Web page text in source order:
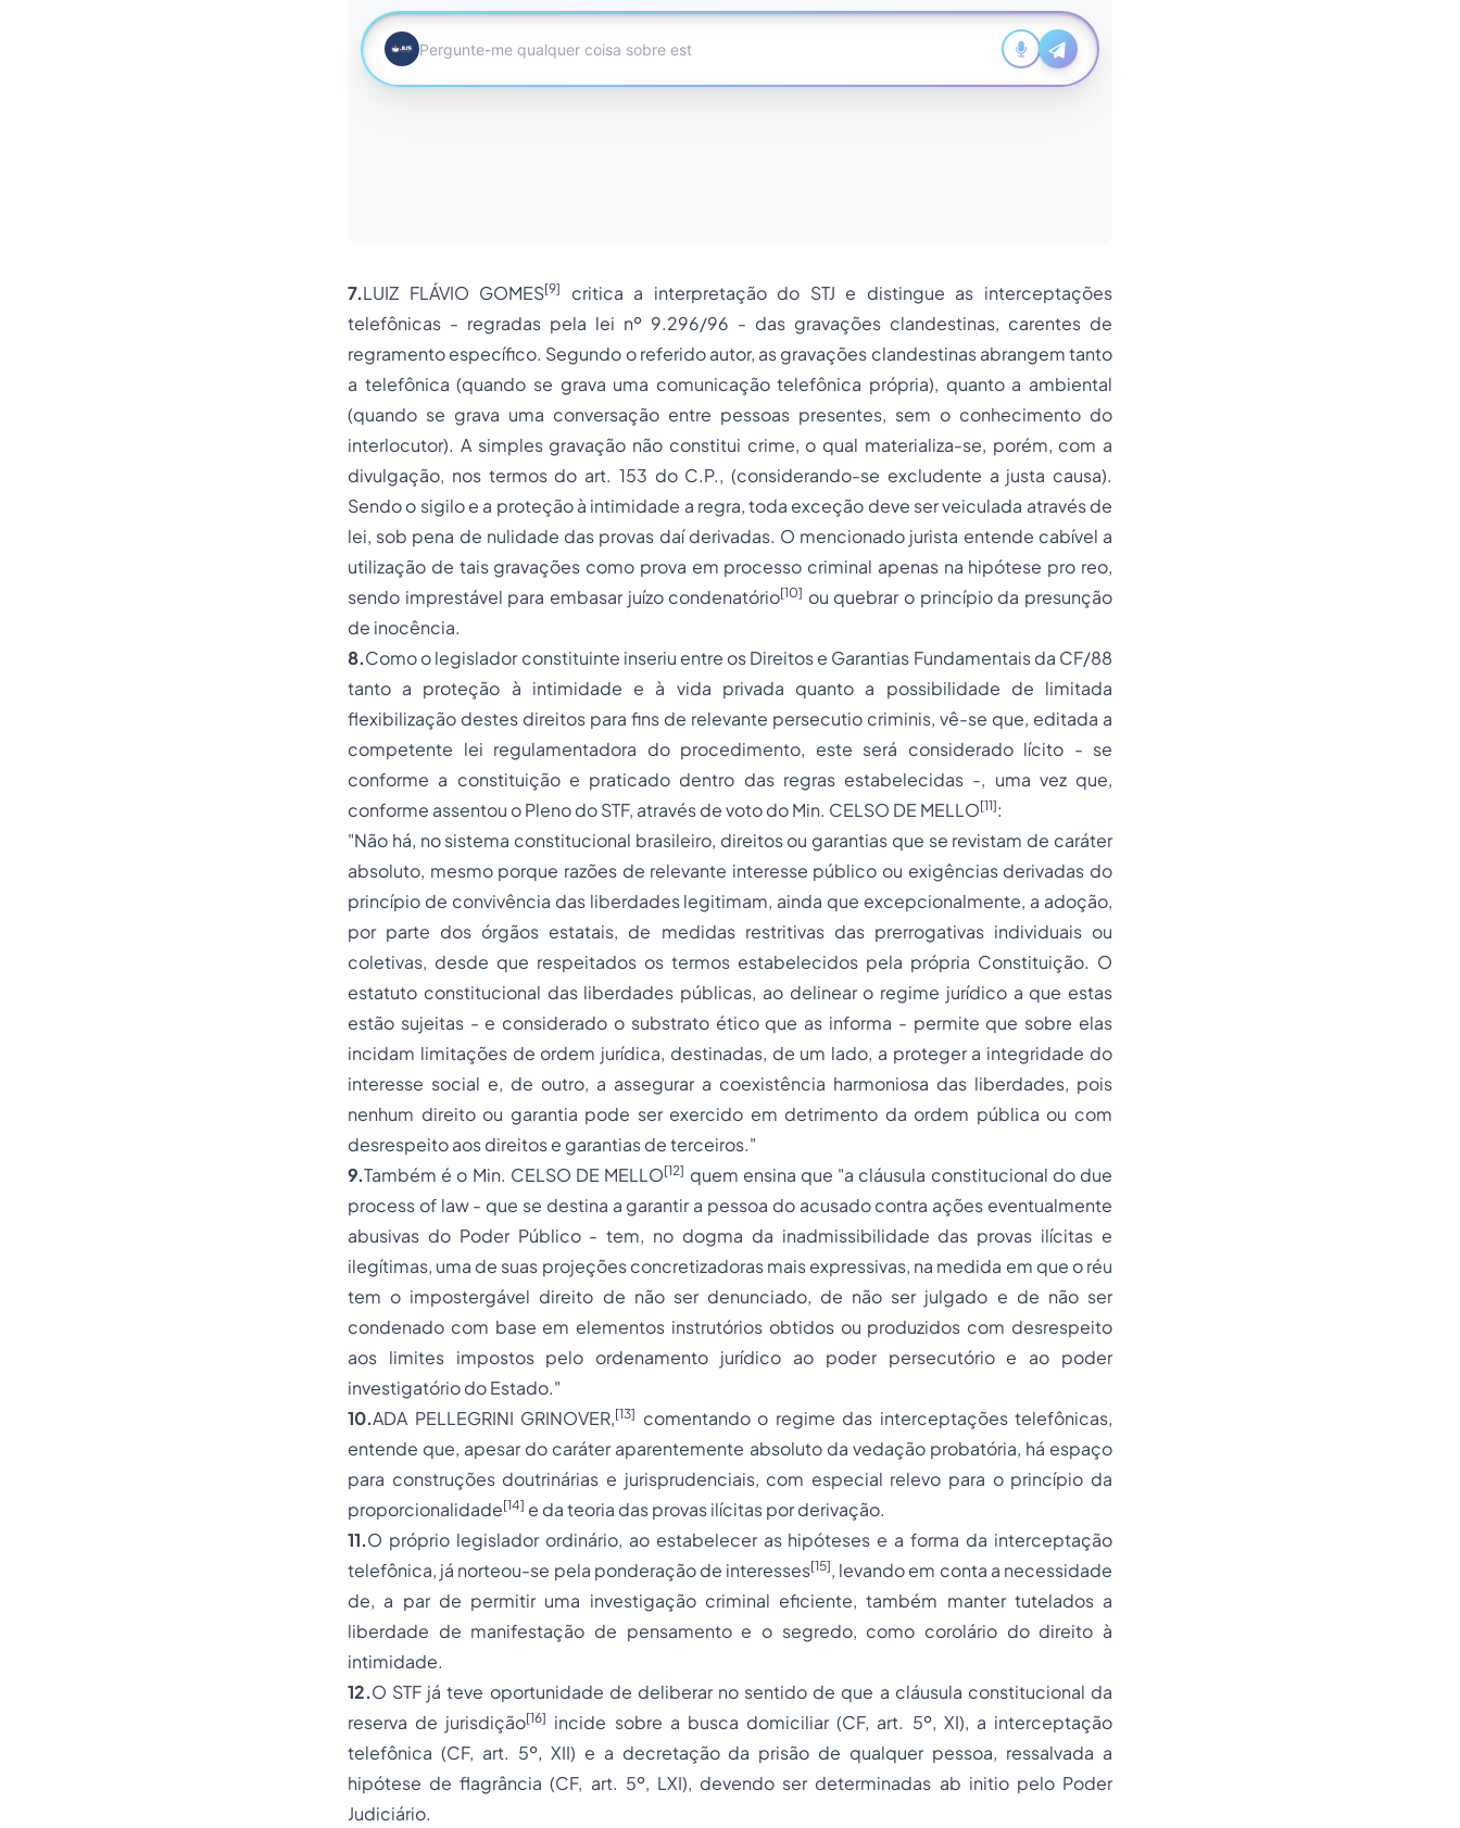
7.LUIZ FLÁVIO GOMES[9] critica a interpretação do STJ e distingue as interceptações
telefônicas - regradas pela lei nº 9.296/96 - das gravações clandestinas, carentes de
regramento específico. Segundo o referido autor, as gravações clandestinas abrangem tanto
a telefônica (quando se grava uma comunicação telefônica própria), quanto a ambiental
(quando se grava uma conversação entre pessoas presentes, sem o conhecimento do
interlocutor). A simples gravação não constitui crime, o qual materializa-se, porém, com a
divulgação, nos termos do art. 153 do C.P., (considerando-se excludente a justa causa).
Sendo o sigilo e a proteção à intimidade a regra, toda exceção deve ser veiculada através de
lei, sob pena de nulidade das provas daí derivadas. O mencionado jurista entende cabível a
utilização de tais gravações como prova em processo criminal apenas na hipótese pro reo,
sendo imprestável para embasar juízo condenatório[10] ou quebrar o princípio da presunção
de inocência.
8.Como o legislador constituinte inseriu entre os Direitos e Garantias Fundamentais da CF/88
tanto a proteção à intimidade e à vida privada quanto a possibilidade de limitada
flexibilização destes direitos para fins de relevante persecutio criminis, vê-se que, editada a
competente lei regulamentadora do procedimento, este será considerado lícito - se
conforme a constituição e praticado dentro das regras estabelecidas -, uma vez que,
conforme assentou o Pleno do STF, através de voto do Min. CELSO DE MELLO[11]:
"Não há, no sistema constitucional brasileiro, direitos ou garantias que se revistam de caráter
absoluto, mesmo porque razões de relevante interesse público ou exigências derivadas do
princípio de convivência das liberdades legitimam, ainda que excepcionalmente, a adoção,
por parte dos órgãos estatais, de medidas restritivas das prerrogativas individuais ou
coletivas, desde que respeitados os termos estabelecidos pela própria Constituição. O
estatuto constitucional das liberdades públicas, ao delinear o regime jurídicoa que estas
estão sujeitas - e considerado o substrato ético que as informa - permite que sobre elas
incidam limitações de ordem jurídica, destinadas, de um lado, a proteger a integridade do
interesse social e, de outro, a assegurar a coexistência harmoniosa das liberdades, pois
nenhum direito ou garantia pode ser exercido em detrimento da ordem pública ou com
desrespeito aos direitos e garantias de terceiros."
9.Também é o Min. CELSO DE MELLO[12] quem ensina que "a cláusula constitucional do due
process of law - que se destina a garantir a pessoa do acusado contra ações eventualmente
abusivas do Poder Público - tem, no dogma da inadmissibilidade das provas ilícitas e
ilegítimas, uma de suas projeções concretizadoras mais expressivas, na medida em que o réu
tem o impostergável direito de não ser denunciado, de não ser julgado e de não ser
condenado com base em elementos instrutórios obtidos ou produzidos com desrespeito
aos limites impostos pelo ordenamento jurídico ao poder persecutório e ao poder
investigatório do Estado."
10.ADA PELLEGRINI GRINOVER,[13] comentando o regime das interceptações telefônicas,
entende que, apesar do caráter aparentemente absoluto da vedação probatória, há espaço
para construções doutrinárias e jurisprudenciais, com especial relevo para o princípio da
proporcionalidade[14] e da teoria das provas ilícitas por derivação.
11.O próprio legislador ordinário, ao estabelecer as hipóteses e a forma da interceptação
telefônica, já norteou-se pela ponderação de interesses[15], levando em conta a necessidade
de, a par de permitir uma investigação criminal eficiente, também manter tutelados a
liberdade de manifestação de pensamento e o segredo, como corolário do direito à
intimidade.
12.O STF já teve oportunidade de deliberar no sentido de que a cláusula constitucional da
reserva de jurisdição[16] incide sobre a busca domiciliar (CF, art. 5º, XI), a interceptação
telefônica (CF, art. 5º, XII) e a decretação da prisão de qualquer pessoa, ressalvada a
hipótese de flagrância (CF, art. 5º, LXI), devendo ser determinadas ab initiopelo Poder
Judiciário.